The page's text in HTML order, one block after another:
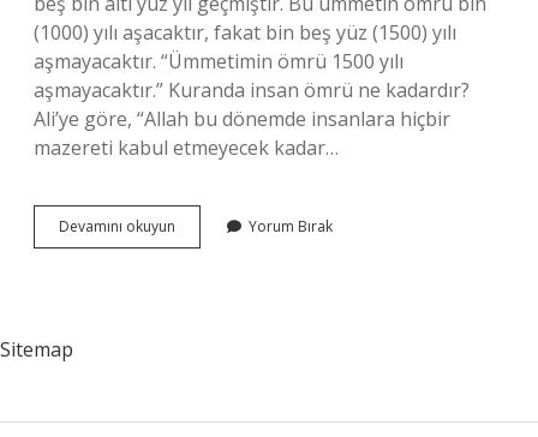
(1000) yılı aşacaktır, fakat bin beş yüz (1500) yılı
aşmayacaktır. “Ümmetimin ömrü 1500 yılı
aşmayacaktır.” Kuranda insan ömrü ne kadardır?
Ali’ye göre, “Allah bu dönemde insanlara hiçbir
mazereti kabul etmeyecek kadar…
Devamını okuyun
Ümmetinin
Yorum Bırak
Sitemap